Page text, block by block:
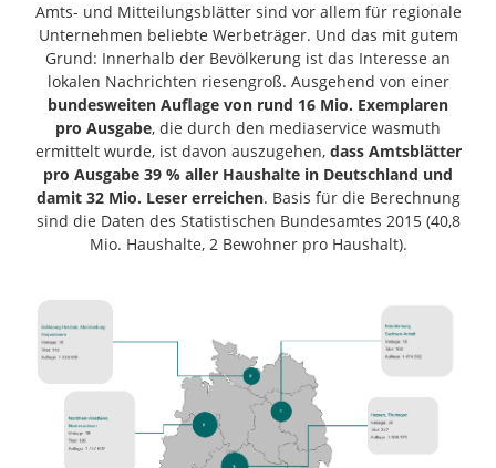
Amts- und Mitteilungsblätter sind vor allem für regionale
Unternehmen beliebte Werbeträger. Und das mit gutem
Grund: Innerhalb der Bevölkerung ist das Interesse an
lokalen Nachrichten riesengroß. Ausgehend von einer
bundesweiten Auflage von rund 16 Mio. Exemplaren
pro Ausgabe, die durch den mediaservice wasmuth
ermittelt wurde, ist davon auszugehen, dass Amtsblätter
pro Ausgabe 39 % aller Haushalte in Deutschland und
damit 32 Mio. Leser erreichen. Basis für die Berechnung
sind die Daten des Statistischen Bundesamtes 2015 (40,8
Mio. Haushalte, 2 Bewohner pro Haushalt).